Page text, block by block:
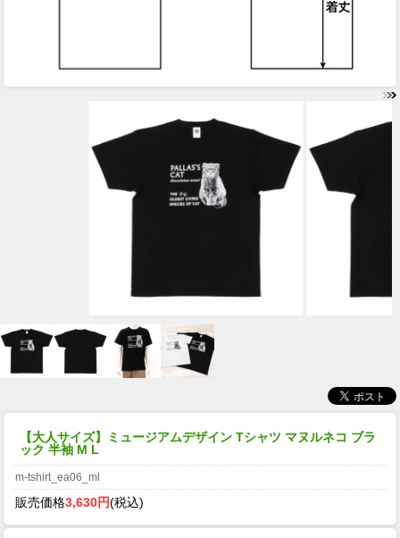
【大人サイズ】ミュージアムデザイン Tシャツ マヌルネコ ブラ
ック 半袖 M L
m-tshirt_ea06_ml
販売価格3,630円(税込)